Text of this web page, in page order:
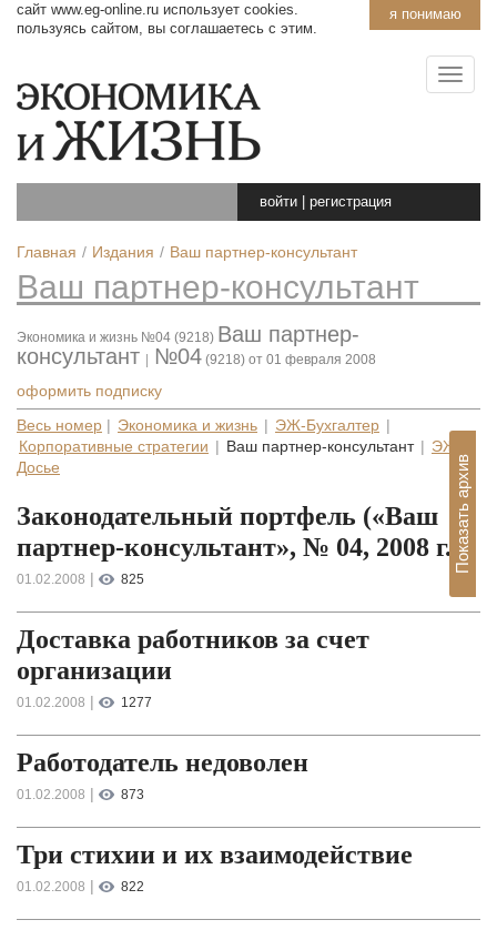
я понимаю
сайт www.eg-online.ru использует cookies.
пользуясь сайтом, вы соглашаетесь с этим.
войти регистрация
Главная Издания Ваш партнер-консультант
Ваш партнер-консультант
Экономика и жизнь №04 (9218) Ваш партнер-
консультант
№04 (9218) от 01 февраля 2008
оформить подписку
Весь номер Экономика и жизнь ЭЖ-Бухгалтер
Корпоративные стратегии
Ваш партнер-консультант
ЭЖ-
Досье
Показать архив
Законодательный портфель («Ваш
партнер-консультант», № 04, 2008 г.)
01.02.2008 | 825
Доставка работников за счет
организации
01.02.2008 | 1277
Работодатель недоволен
01.02.2008 | 873
Три стихии и их взаимодействие
01.02.2008 | 822